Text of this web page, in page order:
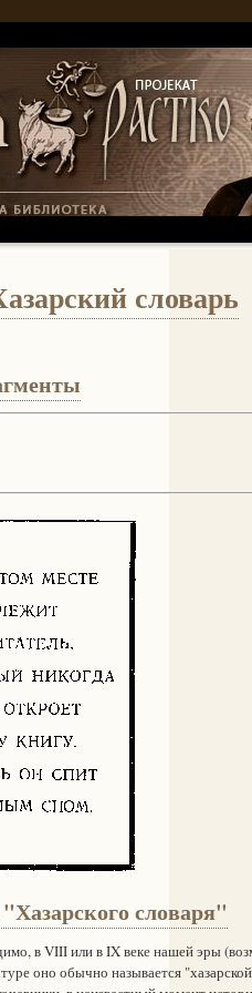
словарь
словаря"
в VIII или в IX веке нашей эры
оно обычно называется